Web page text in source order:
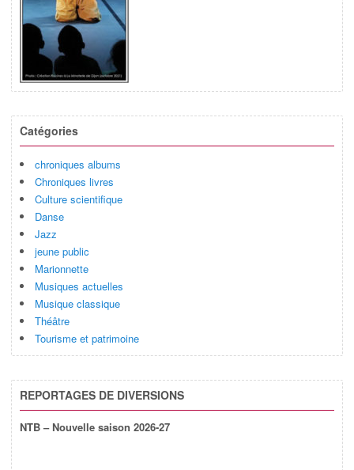
Catégories
chroniques albums
Chroniques livres
Culture scientifique
Danse
Jazz
jeune public
Marionnette
Musiques actuelles
Musique classique
Théâtre
Tourisme et patrimoine
REPORTAGES DE DIVERSIONS
NTB – Nouvelle saison 2026-27